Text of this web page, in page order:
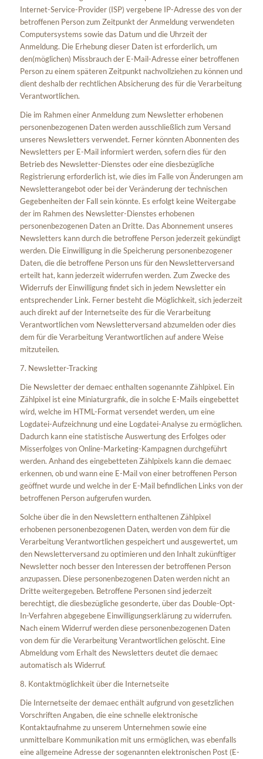
Internet-Service-Provider (ISP) vergebene IP-Adresse des von der
betroffenen Person zum Zeitpunkt der Anmeldung verwendeten
Computersystems sowie das Datum und die Uhrzeit der
Anmeldung. Die Erhebung dieser Daten ist erforderlich, um
den(möglichen) Missbrauch der E-Mail-Adresse einer betroffenen
Person zu einem späteren Zeitpunkt nachvollziehen zu können und
dient deshalb der rechtlichen Absicherung des für die Verarbeitung
Verantwortlichen.
Die im Rahmen einer Anmeldung zum Newsletter erhobenen
personenbezogenen Daten werden ausschließlich zum Versand
unseres Newsletters verwendet. Ferner könnten Abonnenten des
Newsletters per E-Mail informiert werden, sofern dies für den
Betrieb des Newsletter-Dienstes oder eine diesbezügliche
Registrierung erforderlich ist, wie dies im Falle von Änderungen am
Newsletterangebot oder bei der Veränderung der technischen
Gegebenheiten der Fall sein könnte. Es erfolgt keine Weitergabe
der im Rahmen des Newsletter-Dienstes erhobenen
personenbezogenen Daten an Dritte. Das Abonnement unseres
Newsletters kann durch die betroffene Person jederzeit gekündigt
werden. Die Einwilligung in die Speicherung personenbezogener
Daten, die die betroffene Person uns für den Newsletterversand
erteilt hat, kann jederzeit widerrufen werden. Zum Zwecke des
Widerrufs der Einwilligung findet sich in jedem Newsletter ein
entsprechender Link. Ferner besteht die Möglichkeit, sich jederzeit
auch direkt auf der Internetseite des für die Verarbeitung
Verantwortlichen vom Newsletterversand abzumelden oder dies
dem für die Verarbeitung Verantwortlichen auf andere Weise
mitzuteilen.
7. Newsletter-Tracking
Die Newsletter der demaec enthalten sogenannte Zählpixel. Ein
Zählpixel ist eine Miniaturgrafik, die in solche E-Mails eingebettet
wird, welche im HTML-Format versendet werden, um eine
Logdatei-Aufzeichnung und eine Logdatei-Analyse zu ermöglichen.
Dadurch kann eine statistische Auswertung des Erfolges oder
Misserfolges von Online-Marketing-Kampagnen durchgeführt
werden. Anhand des eingebetteten Zählpixels kann die demaec
erkennen, ob und wann eine E-Mail von einer betroffenen Person
geöffnet wurde und welche in der E-Mail befindlichen Links von der
betroffenen Person aufgerufen wurden.
Solche über die in den Newslettern enthaltenen Zählpixel
erhobenen personenbezogenen Daten, werden von dem für die
Verarbeitung Verantwortlichen gespeichert und ausgewertet, um
den Newsletterversand zu optimieren und den Inhalt zukünftiger
Newsletter noch besser den Interessen der betroffenen Person
anzupassen. Diese personenbezogenen Daten werden nicht an
Dritte weitergegeben. Betroffene Personen sind jederzeit
berechtigt, die diesbezügliche gesonderte, über das Double-Opt-
In-Verfahren abgegebene Einwilligungserklärung zu widerrufen.
Nach einem Widerruf werden diese personenbezogenen Daten
von dem für die Verarbeitung Verantwortlichen gelöscht. Eine
Abmeldung vom Erhalt des Newsletters deutet die demaec
automatisch als Widerruf.
8. Kontaktmöglichkeit über die Internetseite
Die Internetseite der demaec enthält aufgrund von gesetzlichen
Vorschriften Angaben, die eine schnelle elektronische
Kontaktaufnahme zu unserem Unternehmen sowie eine
unmittelbare Kommunikation mit uns ermöglichen, was ebenfalls
eine allgemeine Adresse der sogenannten elektronischen Post (E-